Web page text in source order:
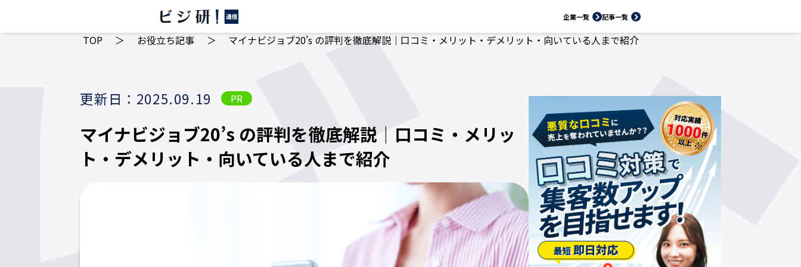
企業一覧 記事一覧
TOP ＞ お役立ち記事 ＞ マイナビジョブ20’s の評判を徹底解説｜口コミ・メリット・デメリット・向いている人まで紹介
更新日：2025.09.19 PR
マイナビジョブ20’s の評判を徹底解説｜口コミ・メリッ
ト・デメリット・向いている人まで紹介
※